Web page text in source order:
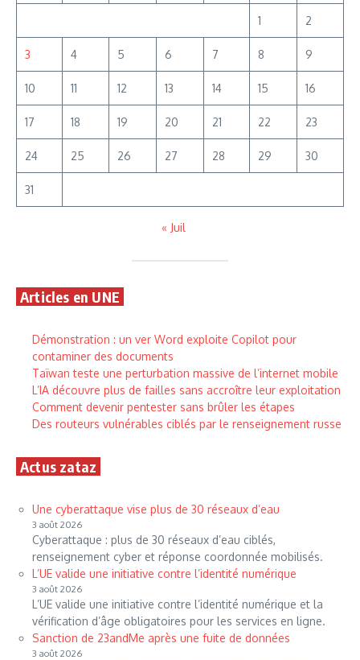
1 2
3 4 5 6 7 8 9
10 11 12 13 14 15 16
17 18 19 20 21 22 23
24 25 26 27 28 29 30
31
« Juil
Articles en UNE
Démonstration : un ver Word exploite Copilot pour
contaminer des documents
Taïwan teste une perturbation massive de l’internet mobile
L’IA découvre plus de failles sans accroître leur exploitation
Comment devenir pentester sans brûler les étapes
Des routeurs vulnérables ciblés par le renseignement russe
Actus zataz
Une cyberattaque vise plus de 30 réseaux d’eau
3 août 2026
Cyberattaque : plus de 30 réseaux d’eau ciblés,
renseignement cyber et réponse coordonnée mobilisés.
L’UE valide une initiative contre l’identité numérique
3 août 2026
L’UE valide une initiative contre l’identité numérique et la
vérification d’âge obligatoires pour les services en ligne.
Sanction de 23andMe après une fuite de données
3 août 2026